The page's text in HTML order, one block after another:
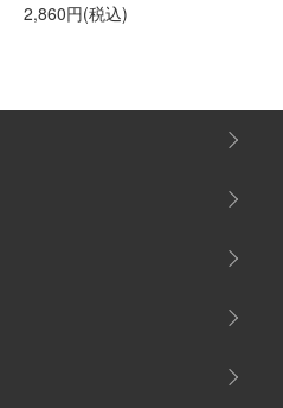
2,860円(税込)